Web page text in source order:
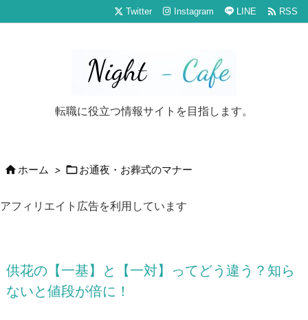
Twitter Instagram LINE  RSS
転職に役立つ情報サイトを目指します。
ホーム > お通夜・お葬式のマナー
アフィリエイト広告を利用しています
供花の【一基】と【一対】ってどう違う？知ら
ないと値段が倍に！